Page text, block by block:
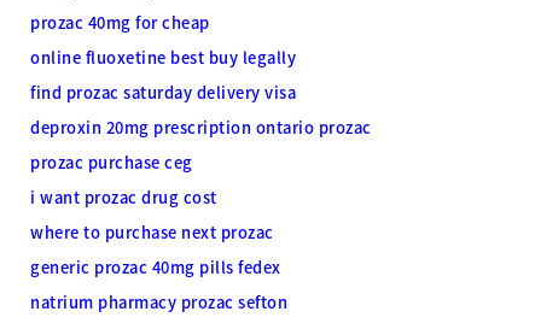
prozac 40mg for cheap
online fluoxetine best buy legally
find prozac saturday delivery visa
deproxin 20mg prescription ontario prozac
prozac purchase ceg
i want prozac drug cost
where to purchase next prozac
generic prozac 40mg pills fedex
natrium pharmacy prozac sefton